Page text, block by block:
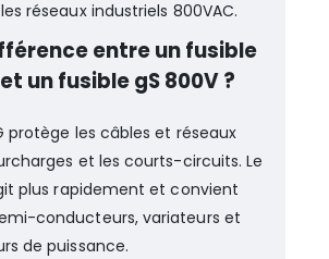
réseaux industriels 800VAC.
entre un fusible
un fusible gS 800V ?
protège les câbles et réseaux
et les courts-circuits. Le
plus rapidement et convient
conducteurs, variateurs et
de puissance.